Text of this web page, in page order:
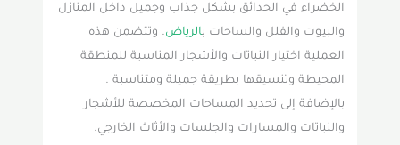
الخضراء في الحدائق بشكل جذاب وجميل داخل المنازل
والبيوت والفلل والساحات بالرياض. وتتضمن هذه
العملية اختيار النباتات والأشجار المناسبة للمنطقة
المحيطة وتنسيقها بطريقة جميلة ومتناسبة .
بالإضافة إلى تحديد المساحات المخصصة للأشجار
والنباتات والمسارات والجلسات والأثاث الخارجي.